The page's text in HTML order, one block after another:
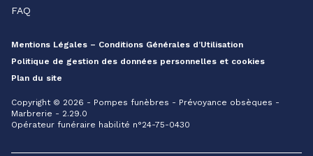
FAQ
Mentions Légales – Conditions Générales d’Utilisation
Politique de gestion des données personnelles et cookies
Plan du site
Copyright © 2026 - Pompes funèbres - Prévoyance obsèques -
Marbrerie - 2.29.0
Opérateur funéraire habilité n°24-75-0430